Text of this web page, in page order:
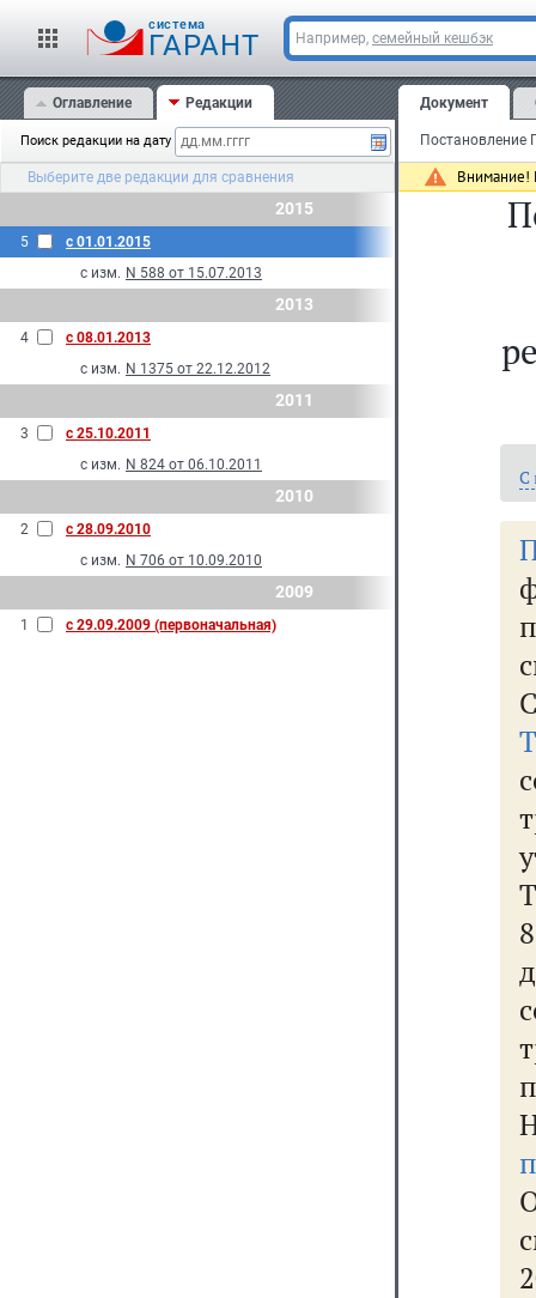
cистема
ГАРАНТ Например, семейный кешбэк
Оглавление Редакции
Поиск редакции на дату
Выберите две редакции для сравнения
2015
5
с 01.01.2015
с изм. N 588 от 15.07.2013
2013
4
с 08.01.2013
с изм. N 1375 от 22.12.2012
2011
3
с 25.10.2011
с изм. N 824 от 06.10.2011
2010
2
с 28.09.2010
с изм. N 706 от 10.09.2010
2009
1 с 29.09.2009 (первоначальная)
Документ
Внимание!
С